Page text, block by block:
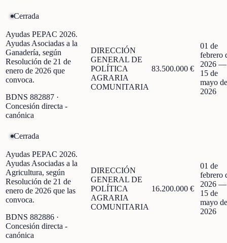
Cerrada
Ayudas PEPAC 2026.
Ayudas Asociadas a la
Ganadería, según
Resolución de 21 de
enero de 2026 que
convoca.
BDNS 882887 ·
Concesión directa -
canónica
DIRECCIÓN
GENERAL DE
POLÍTICA
AGRARIA
COMUNITARIA
83.500.000 €
01 de
febrero
2026 —
15 de
mayo de
2026
Cerrada
Ayudas PEPAC 2026.
Ayudas Asociadas a la
Agricultura, según
Resolución de 21 de
enero de 2026 que las
convoca.
BDNS 882886 ·
Concesión directa -
canónica
DIRECCIÓN
GENERAL DE
POLÍTICA
AGRARIA
COMUNITARIA
16.200.000 €
01 de
febrero
2026 —
15 de
mayo de
2026